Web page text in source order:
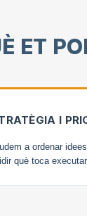
ET
I
a ordenar
què toca